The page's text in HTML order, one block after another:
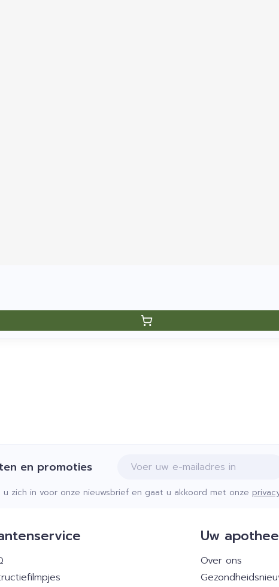
en promoties
zich in voor onze nieuwsbrief en gaat u akkoord met onze
Uw
Over ons